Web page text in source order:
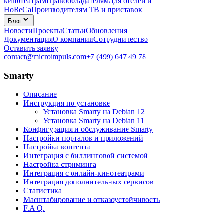
HoReCaПроизводителям ТВ и приставок
Блог
НовостиПроектыСтатьиОбновления
ДокументацияО компанииСотрудничество
Оставить заявку
contact@microimpuls.com+7 (499) 647 49 78
Smarty
Описание
Инструкция по установке
Установка Smarty на Debian 12
Установка Smarty на Debian 11
Конфигурация и обслуживание Smarty
Настройки порталов и приложений
Настройка контента
Интеграция с биллинговой системой
Настройка стриминга
Интеграция с онлайн-кинотеатрами
Интеграция дополнительных сервисов
Статистика
Масштабирование и отказоустойчивость
F.A.Q.